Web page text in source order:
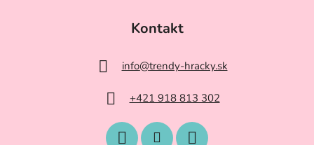
Kontakt
info@trendy-hracky.sk
+421 918 813 302